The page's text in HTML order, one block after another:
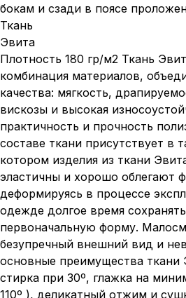
бокам и сзади в поясе
Ткань
Эвита
Плотность 180 гр/м2 Ткань
комбинация материалов,
качества: мягкость,
вискозы и высокая
практичность и прочность
составе ткани присутствует в
котором изделия из ткани
эластичны и хорошо облегают
деформируясь в процессе
одежде долгое время
первоначальную форму.
безупречный внешний вид и
основные преимущества ткани
стирка при 30º, глажка на
110º ), деликатный отжим и